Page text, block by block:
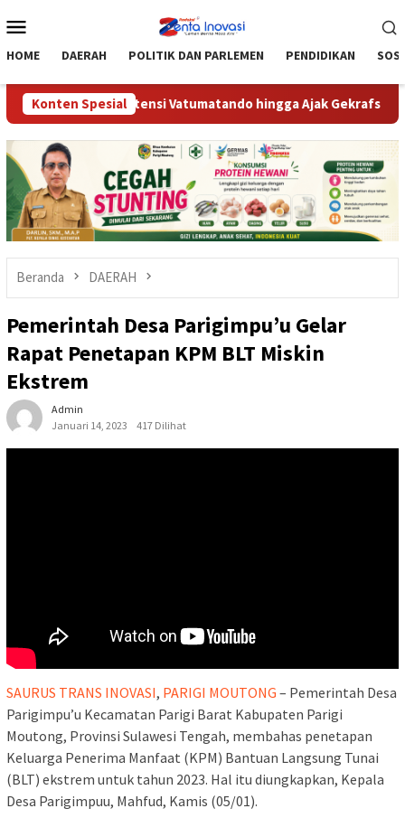
ke
Mobile
HOME DAERAH POLITIK DAN PARLEMEN PENDIDIKAN
Konten Spesial
Potensi Vatumatando hingga Ajak Gekrafs Dorong
Beranda DAERAH
Pemerintah Desa Parigimpu’u Gelar
Rapat Penetapan KPM BLT Miskin
Ekstrem
Admin
Januari 14, 2023
417 Dilihat
SAURUS TRANS INOVASI, PARIGI MOUTONG – Pemerintah Desa
Parigimpu’u Kecamatan Parigi Barat Kabupaten Parigi
Moutong, Provinsi Sulawesi Tengah, membahas penetapan
Keluarga Penerima Manfaat (KPM) Bantuan Langsung Tunai
(BLT) ekstrem untuk tahun 2023. Hal itu diungkapkan, Kepala
Desa Parigimpuu, Mahfud, Kamis (05/01).